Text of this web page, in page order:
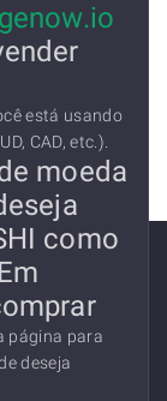
está usando
CAD, etc.).
moeda
como
página para
deseja